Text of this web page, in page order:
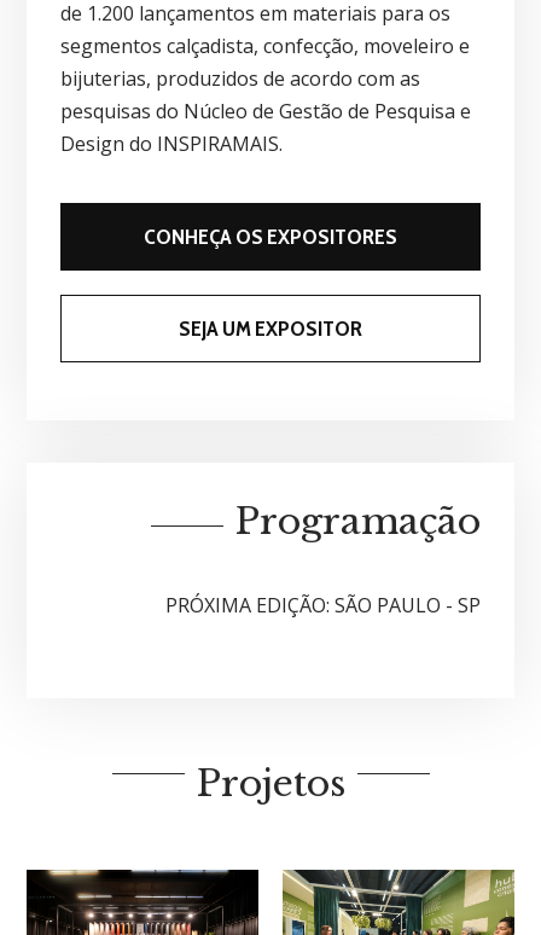
de 1.200 lançamentos em materiais para os
segmentos calçadista, confecção, moveleiro e
bijuterias, produzidos de acordo com as
pesquisas do Núcleo de Gestão de Pesquisa e
Design do INSPIRAMAIS.
CONHEÇA OS EXPOSITORES
SEJA UM EXPOSITOR
Programação
PRÓXIMA EDIÇÃO: SÃO PAULO - SP
Projetos